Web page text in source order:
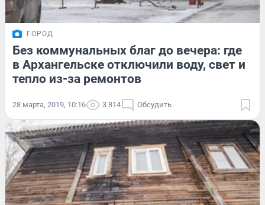
ГОРОД
Без коммунальных благ до вечера: где
в Архангельске отключили воду, свет и
тепло из-за ремонтов
28 марта, 2019, 10:16 3 814 Обсудить